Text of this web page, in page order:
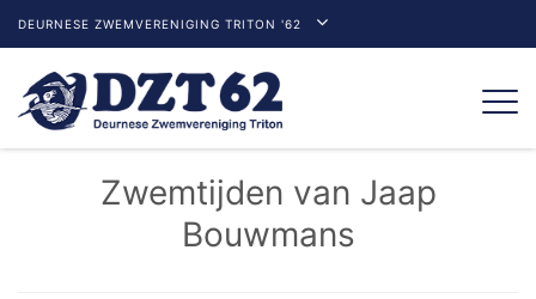
DEURNESE ZWEMVERENIGING TRITON '62
Zwemtijden van Jaap
Bouwmans